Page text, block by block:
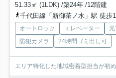
51.33㎡ (1LDK) /築24年 /12階建
千代田線「新御茶ノ水」駅 徒歩
オートロック エレベーター 光
防犯カメラ
24時間ゴミ出し可
エリア特化した地域密着型担当が初